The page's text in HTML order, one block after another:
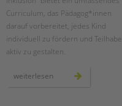
Curriculum, das Pädagog*innen
darauf vorbereitet, jedes Kind
individuell zu fördern und Teilhabe
aktiv zu gestalten.
weiterlesen
zertifizierte